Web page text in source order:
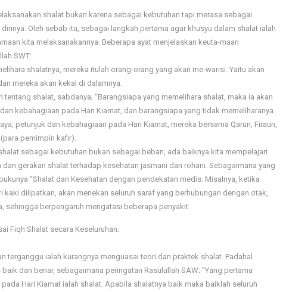
shalat bukan karena sebagai kebutuhan tapi merasa sebagai
Oleh sebab itu, sebagai langkah pertama agar khusyu dalam shalat ialah
kita melaksanakannya. Beberapa ayat menjelaskan keuta-maan
SWT:
shalatnya, mereka itulah orang-orang yang akan me-warisi. Yaitu akan
mereka akan kekal di dalamnya.
tentang shalat, sabdanya; “Barangsiapa yang memelihara shalat, maka ia akan
kebahagiaan pada Hari Kiamat, dan barangsiapa yang tidak memeliharanya
petunjuk dan kebahagiaan pada Hari Kiamat, mereka bersama Qarun, Firaun,
pemimpin kafir).
sebagai kebutuhan bukan sebagai beban, ada baiknya kita mempelajari
gerakan shalat terhadap kesehatan jasmani dan rohani. Sebagaimana yang
“Shalat dan Kesehatan dengan pendekatan medis. Misalnya, ketika
kaki dilipatkan, akan menekan seluruh saraf yang berhubungan dengan otak,
sehingga berpengaruh mengatasi beberapa penyakit.
Fiqh Shalat secara Keseluruhan.
terganggu ialah kurangnya menguasai teori dan praktek shalat. Padahal
dan benar, sebagaimana peringatan Rasulullah SAW; “Yang pertama
Hari Kiamat ialah shalat. Apabila shalatnya baik maka baiklah seluruh